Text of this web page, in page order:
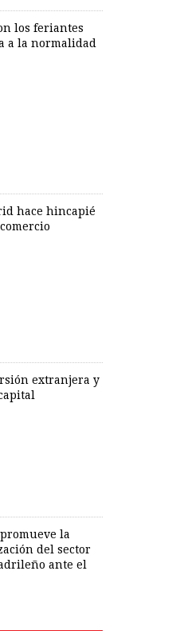
los feriantes
a la normalidad
hace hincapié
extranjera y
la
del sector
ante el